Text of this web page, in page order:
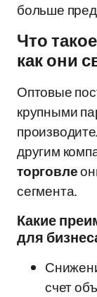
больше
Что
как они
Оптовые
крупными
другим
торговле
сегмента.
Какие
для
счет